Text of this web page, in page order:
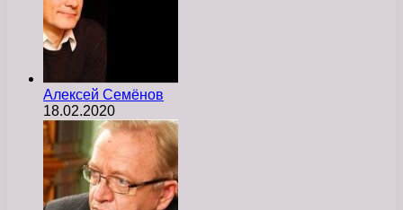
Алексей Семёнов
18.02.2020